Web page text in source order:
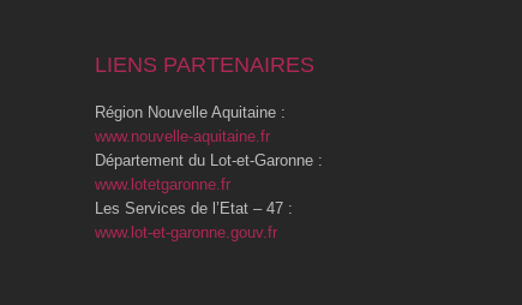
LIENS PARTENAIRES
Région Nouvelle Aquitaine :
www.nouvelle-aquitaine.fr
Département du Lot-et-Garonne :
www.lotetgaronne.fr
Les Services de l’Etat – 47 :
www.lot-et-garonne.gouv.fr